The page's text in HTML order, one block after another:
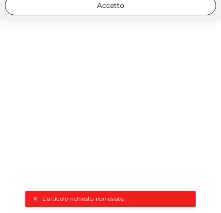
L'articolo richiesto non esiste.
Accetto